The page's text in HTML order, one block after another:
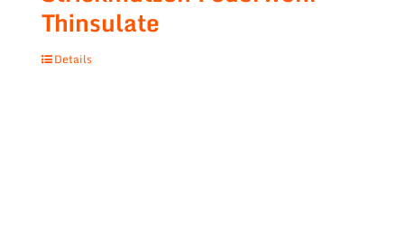
Thinsulate
Details